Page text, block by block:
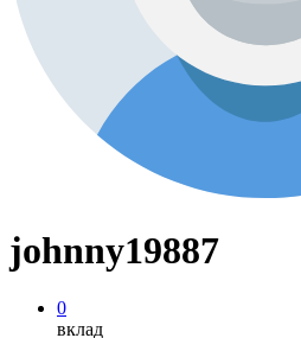
johnny19887
0
вклад